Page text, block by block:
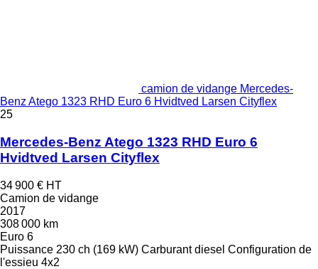
camion de vidange Mercedes-
Benz Atego 1323 RHD Euro 6 Hvidtved Larsen Cityflex
25
Mercedes-Benz Atego 1323 RHD Euro 6
Hvidtved Larsen Cityflex
34 900 € HT
Camion de vidange
2017
308 000 km
Euro 6
Puissance 230 ch (169 kW) Carburant diesel Configuration de
l'essieu 4x2